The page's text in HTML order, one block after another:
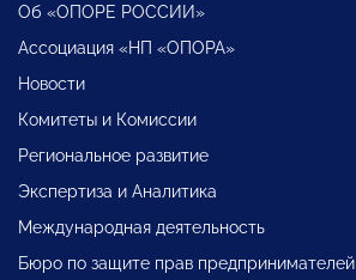
Об «ОПОРЕ РОССИИ»
Ассоциация «НП «ОПОРА»
Новости
Комитеты и Комиссии
Региональное развитие
Экспертиза и Аналитика
Международная деятельность
Бюро по защите прав предпринимателей